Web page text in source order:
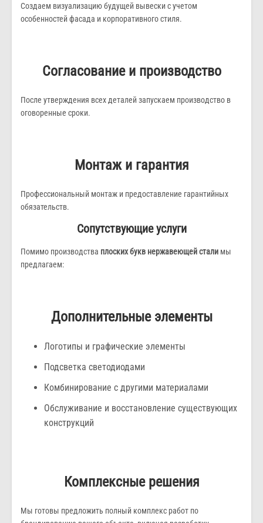
Создаем визуализацию будущей вывески с учетом
особенностей фасада и корпоративного стиля.
Согласование и производство
После утверждения всех деталей запускаем производство в
оговоренные сроки.
Монтаж и гарантия
Профессиональный монтаж и предоставление гарантийных
обязательств.
Сопутствующие услуги
Помимо производства плоских букв нержавеющей стали мы
предлагаем:
Дополнительные элементы
Логотипы и графические элементы
Подсветка светодиодами
Комбинирование с другими материалами
Обслуживание и восстановление существующих
конструкций
Комплексные решения
Мы готовы предложить полный комплекс работ по